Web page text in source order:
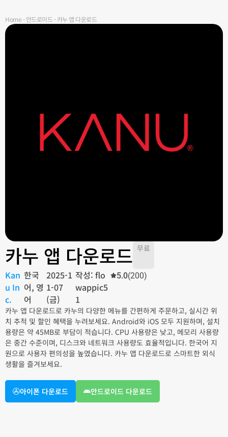
Home-안드로이드-카누 앱 다운로드
카누 앱 다운로드 무료
Kan
u In
c.
한국
어, 영
어
2025-1
1-07
(금)
작성: flo
wappic5
1
5.0(200)
카누 앱 다운로드로 카누의 다양한 메뉴를 간편하게 주문하고, 실시간 위
치 추적 및 할인 혜택을 누려보세요. Android와 iOS 모두 지원하며, 설치
용량은 약 45MB로 부담이 적습니다. CPU 사용량은 낮고, 메모리 사용량
은 중간 수준이며, 디스크와 네트워크 사용량도 효율적입니다. 한국어 지
원으로 사용자 편의성을 높였습니다. 카누 앱 다운로드로 스마트한 외식
생활을 즐겨보세요.
아이폰 다운로드 안드로이드 다운로드